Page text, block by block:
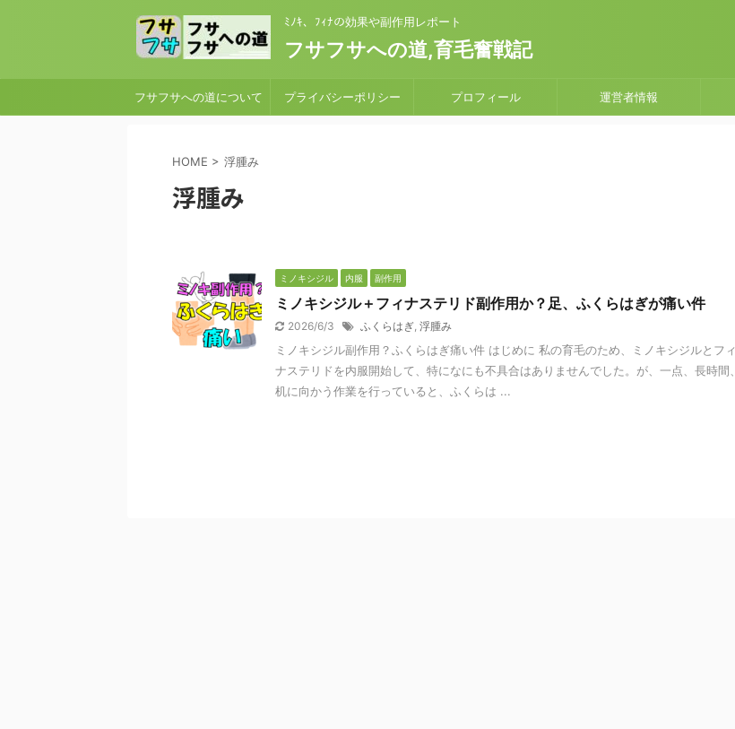
ﾐﾉｷ、ﾌｨﾅの効果や副作用レポート
フサフサへの道,育毛奮戦記
フサフサへの道について プライバシーポリシー プロフィール 運営者情報
HOME > 浮腫み
浮腫み
ミノキシジル 内服 副作用
ミノキシジル＋フィナステリド副作用か？足、ふくらはぎが痛い件
2026/6/3 ふくらはぎ, 浮腫み
ミノキシジル副作用？ふくらはぎ痛い件 はじめに 私の育毛のため、ミノキシジルとフィ
ナステリドを内服開始して、特になにも不具合はありませんでした。が、一点、長時間、
机に向かう作業を行っていると、ふくらは ...